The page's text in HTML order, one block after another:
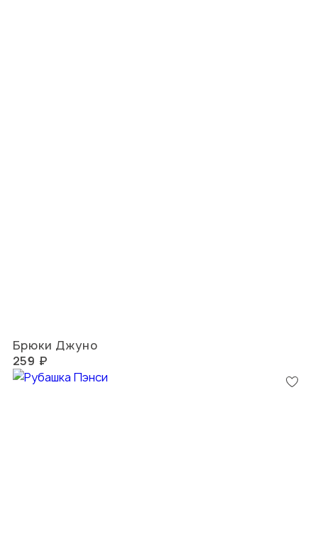
Брюки Джуно
259 ₽